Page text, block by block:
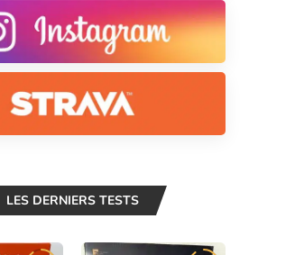
LES DERNIERS TESTS